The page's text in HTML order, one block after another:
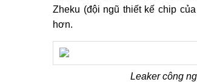
Zheku (đội ngũ thiết kế chip
hơn.
Leaker công